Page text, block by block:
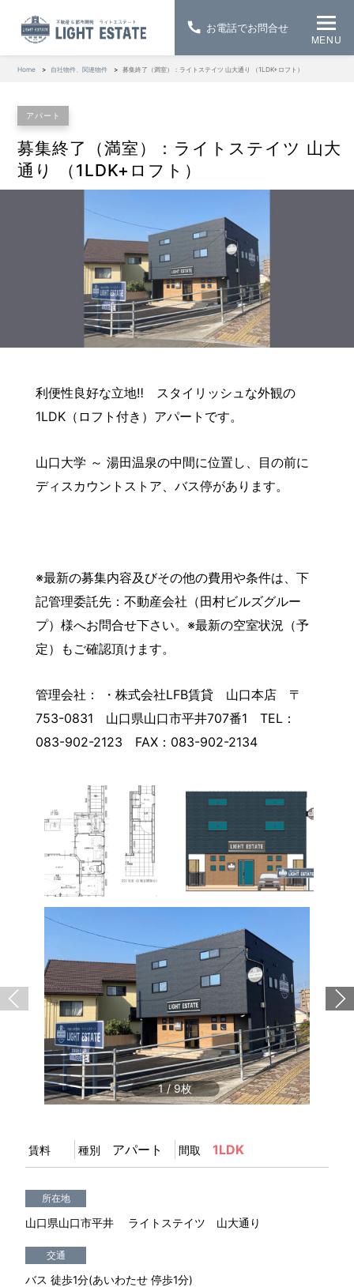
MENU
Home 自社物件、関連物件 募集終了（満室）：ライトステイツ 山大通り （1LDK+ロフト）
アパート
募集終了（満室）：ライトステイツ 山大
通り （1LDK+ロフト）
利便性良好な立地‼ スタイリッシュな外観の
1LDK（ロフト付き）アパートです。
山口大学 ～ 湯田温泉の中間に位置し、目の前に
ディスカウントストア、バス停があります。
※最新の募集内容及びその他の費用や条件は、下
記管理委託先：不動産会社（田村ビルズグルー
プ）様へお問合せ下さい。※最新の空室状況（予
定）もご確認頂けます。
管理会社： ・株式会社LFB賃貸 山口本店 〒
753-0831 山口県山口市平井707番1 TEL：
083-902-2123 FAX：083-902-2134
1/9
賃料 種別 アパート 間取 1LDK
所在地
山口県山口市平井 ライトステイツ 山大通り
交通
バス 徒歩1分(あいわたせ 停歩1分)
お電話でお問合せ